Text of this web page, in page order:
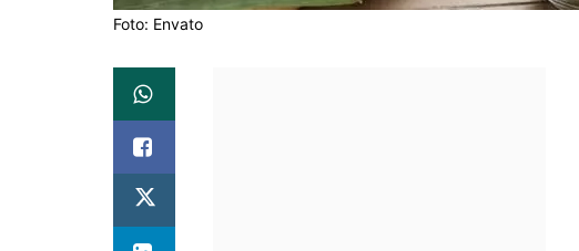
Foto: Envato